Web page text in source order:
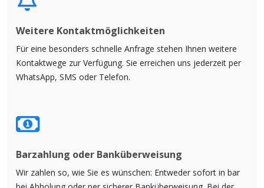
Weitere Kontaktmöglichkeiten
Für eine besonders schnelle Anfrage stehen Ihnen weitere
Kontaktwege zur Verfügung. Sie erreichen uns jederzeit per
WhatsApp, SMS oder Telefon.
Barzahlung oder Banküberweisung
Wir zahlen so, wie Sie es wünschen: Entweder sofort in bar